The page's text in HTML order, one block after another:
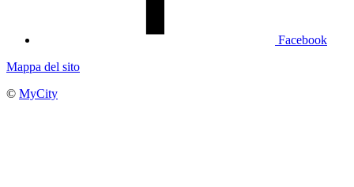
Facebook
Mappa del sito
© MyCity